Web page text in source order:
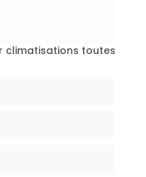
climatisations toutes